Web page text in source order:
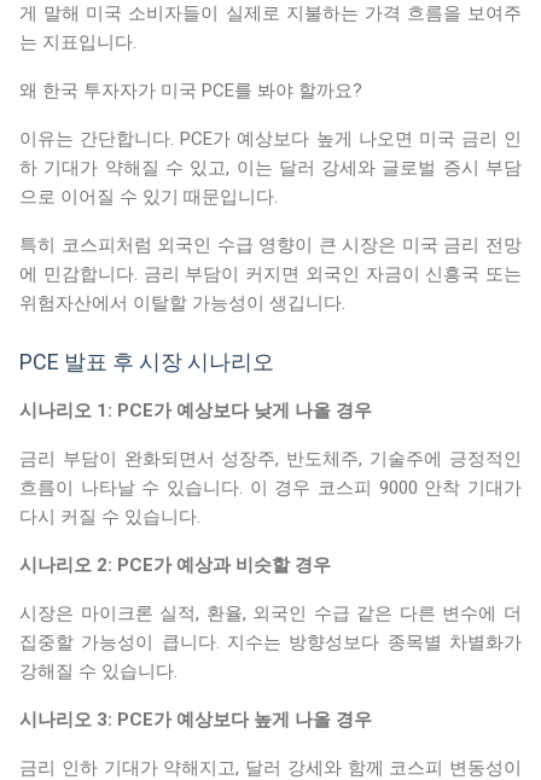
게 말해 미국 소비자들이 실제로 지불하는 가격 흐름을 보여주
는 지표입니다.
왜 한국 투자자가 미국 PCE를 봐야 할까요?
이유는 간단합니다. PCE가 예상보다 높게 나오면 미국 금리 인
하 기대가 약해질 수 있고, 이는 달러 강세와 글로벌 증시 부담
으로 이어질 수 있기 때문입니다.
특히 코스피처럼 외국인 수급 영향이 큰 시장은 미국 금리 전망
에 민감합니다. 금리 부담이 커지면 외국인 자금이 신흥국 또는
위험자산에서 이탈할 가능성이 생깁니다.
PCE 발표 후 시장 시나리오
시나리오 1: PCE가 예상보다 낮게 나올 경우
금리 부담이 완화되면서 성장주, 반도체주, 기술주에 긍정적인
흐름이 나타날 수 있습니다. 이 경우 코스피 9000 안착 기대가
다시 커질 수 있습니다.
시나리오 2: PCE가 예상과 비슷할 경우
시장은 마이크론 실적, 환율, 외국인 수급 같은 다른 변수에 더
집중할 가능성이 큽니다. 지수는 방향성보다 종목별 차별화가
강해질 수 있습니다.
시나리오 3: PCE가 예상보다 높게 나올 경우
금리 인하 기대가 약해지고, 달러 강세와 함께 코스피 변동성이